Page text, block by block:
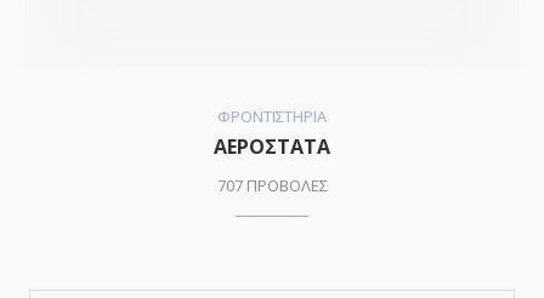
ΦΡΟΝΤΙΣΤΗΡΙΑ
ΑΕΡΟΣΤΑΤΑ
707 ΠΡΟΒΟΛΕΣ